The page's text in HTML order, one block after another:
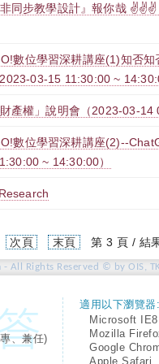
非同步教學設計』報你哉
數位學習深耕講座(1)知否知
03-15 11:30:00 ~
財產權」說明會（2023-03-
數位學習深耕講座(2)--
~ 14:30:00）
次頁 末頁 第 3 頁 / 結
All Rights Reserved © by OIS,
、兼任)
適用以下瀏覽器:
Microsoft
Mozilla
Google
Apple Safari